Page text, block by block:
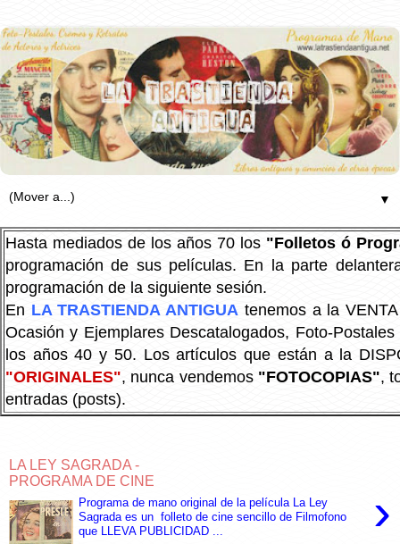
▼
Hasta mediados de los años 70 los "Folletos ó
programación de sus películas. En la parte
programación de la siguiente sesión.
En LA TRASTIENDA ANTIGUA tenemos a la
Ocasión y Ejemplares Descatalogados, Foto-
los años 40 y 50. Los artículos que están a la
"ORIGINALES", nunca vendemos "FOTOCOPIAS",
entradas (posts).
LA LEY SAGRADA -
PROGRAMA DE CINE
›
Programa de mano original de la película La Ley
Sagrada es un folleto de cine sencillo de Filmofono
que LLEVA PUBLICIDAD ...